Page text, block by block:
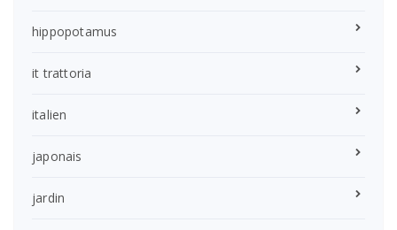
hippopotamus
it trattoria
italien
japonais
jardin